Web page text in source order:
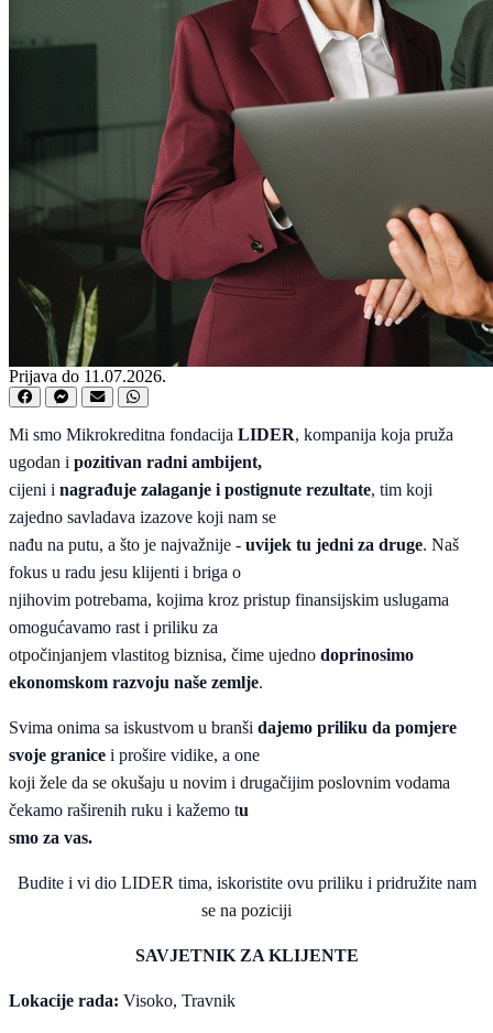
Prijava do 11.07.2026.
Mi smo Mikrokreditna fondacija LIDER, kompanija koja pruža
ugodan i pozitivan radni ambijent,
cijeni i nagrađuje zalaganje i postignute rezultate, tim koji
zajedno savladava izazove koji nam se
nađu na putu, a što je najvažnije - uvijek tu jedni za druge. Naš
fokus u radu jesu klijenti i briga o
njihovim potrebama, kojima kroz pristup finansijskim uslugama
omogućavamo rast i priliku za
otpočinjanjem vlastitog biznisa, čime ujedno doprinosimo
ekonomskom razvoju naše zemlje.
Svima onima sa iskustvom u branši dajemo priliku da pomjere
svoje granice i prošire vidike, a one
koji žele da se okušaju u novim i drugačijim poslovnim vodama
čekamo raširenih ruku i kažemo tu
smo za vas.
Budite i vi dio LIDER tima, iskoristite ovu priliku i pridružite nam
se na poziciji
SAVJETNIK ZA KLIJENTE
Lokacije rada: Visoko, Travnik